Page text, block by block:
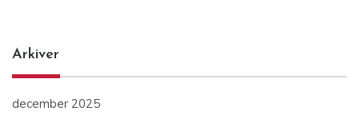
Arkiver
december 2025